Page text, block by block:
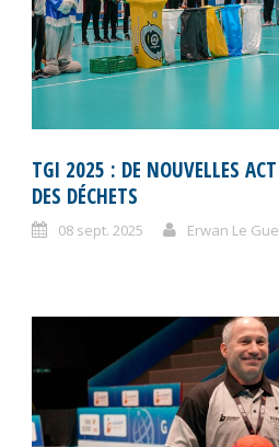
TGI 2025 : DE NOUVELLES
DES DÉCHETS
08 sept. 2025 Erwan Le